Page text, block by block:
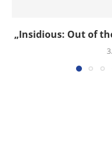
„Insidious: Out of